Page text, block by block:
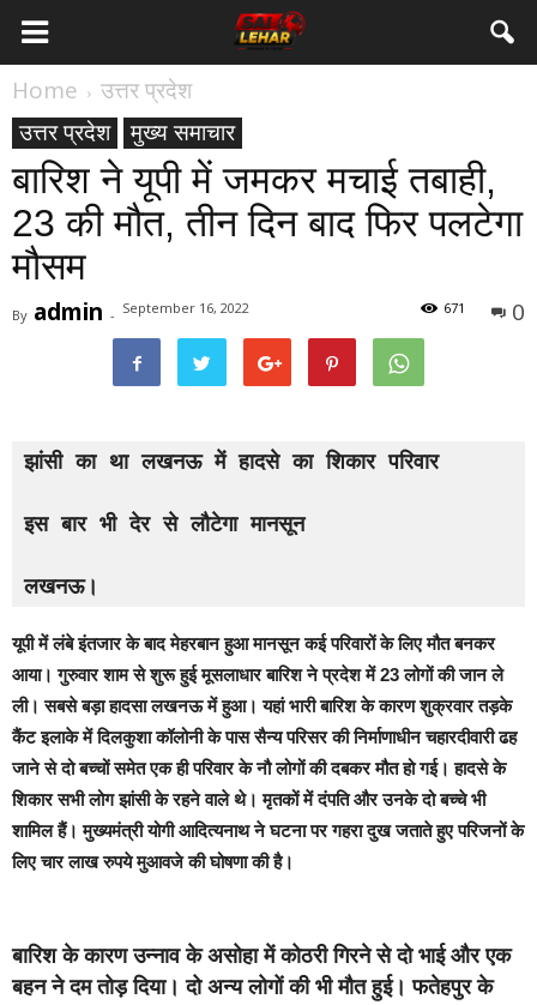
Home
उत्तर प्रदेश
उत्तर प्रदेश
मुख्य समाचार
बारिश ने यूपी में जमकर मचाई तबाही,
23 की मौत, तीन दिन बाद फिर पलटेगा
मौसम
By admin - September 16, 2022 0
671
झांसी का था लखनऊ में हादसे का शिकार परिवार
इस बार भी देर से लौटेगा मानसून
लखनऊ।
यूपी में लंबे इंतजार के बाद मेहरबान हुआ मानसून कई परिवारों के लिए मौत बनकर
आया। गुरुवार शाम से शुरू हुई मूसलाधार बारिश ने प्रदेश में 23 लोगों की जान ले
ली। सबसे बड़ा हादसा लखनऊ में हुआ। यहां भारी बारिश के कारण शुक्रवार तड़के
कैंट इलाके में दिलकुशा कॉलोनी के पास सैन्य परिसर की निर्माणाधीन चहारदीवारी ढह
जाने से दो बच्चों समेत एक ही परिवार के नौ लोगों की दबकर मौत हो गई। हादसे के
शिकार सभी लोग झांसी के रहने वाले थे। मृतकों में दंपति और उनके दो बच्चे भी
शामिल हैं। मुख्यमंत्री योगी आदित्यनाथ ने घटना पर गहरा दुख जताते हुए परिजनों के
लिए चार लाख रुपये मुआवजे की घोषणा की है।
बारिश के कारण उन्नाव के असोहा में कोठरी गिरने से दो भाई और एक
बहन ने दम तोड़ दिया। दो अन्य लोगों की भी मौत हुई। फतेहपुर के